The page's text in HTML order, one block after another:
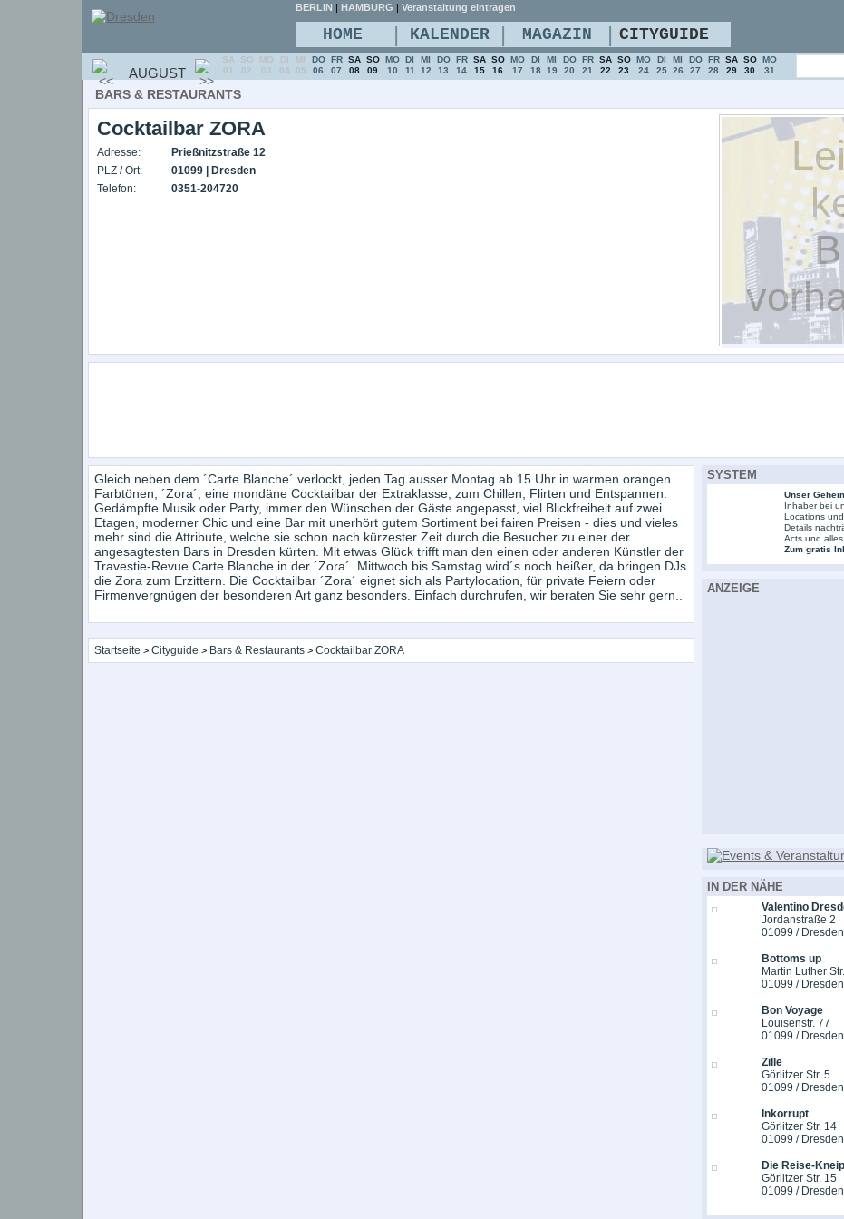
BARS & RESTAURANTS
Cocktailbar ZORA
Adresse:
Prießnitzstraße 12
PLZ / Ort:
01099 | Dresden
Telefon:
0351-204720
Gleich neben dem ´Carte Blanche´ verlockt, jeden Tag ausser Montag ab 15 Uhr in warmen orangen
Farbtönen, ´Zora´, eine mondäne Cocktailbar der Extraklasse, zum Chillen, Flirten und Entspannen.
Gedämpfte Musik oder Party, immer den Wünschen der Gäste angepasst, viel Blickfreiheit auf zwei
Etagen, moderner Chic und eine Bar mit unerhört gutem Sortiment bei fairen Preisen - dies und vieles
mehr sind die Attribute, welche sie schon nach kürzester Zeit durch die Besucher zu einer der
angesagtesten Bars in Dresden kürten. Mit etwas Glück trifft man den einen oder anderen Künstler der
Travestie-Revue Carte Blanche in der ´Zora´. Mittwoch bis Samstag wird´s noch heißer, da bringen DJs
die Zora zum Erzittern. Die Cocktailbar ´Zora´ eignet sich als Partylocation, für private Feiern oder
Firmenvergnügen der besonderen Art ganz besonders. Einfach durchrufen, wir beraten Sie sehr gern..
Startseite > Cityguide > Bars & Restaurants > Cocktailbar ZORA
SYSTEM
Unser
Inhaber bei
Locations
Details
Acts und
Zum gratis
ANZEIGE
IN DER NÄHE
Valentino
Jordanstraße 2
01099 / Dresden
Bottoms up
Martin Luther
01099 / Dresden
Bon Voyage
Louisenstr. 77
01099 / Dresden
Zille
Görlitzer Str. 5
01099 / Dresden
Inkorrupt
Görlitzer Str. 14
01099 / Dresden
Die Reise-
Görlitzer Str. 15
01099 / Dresden
BERLIN | HAMBURG | Veranstaltung eintragen
HOME | KALENDER | MAGAZIN | CITYGUIDE
AUGUST
SA
01
SO
02
MO
03
DI
04
MI
05
DO
06
FR
07
SA
08
SO
09
MO
10
DI
11
MI
12
DO
13
FR
14
SA
15
SO
16
MO
17
DI
18
MI
19
DO
20
FR
21
SA
22
SO
23
MO
24
DI
25
MI
26
DO
27
FR
28
SA
29
SO
30
MO
31